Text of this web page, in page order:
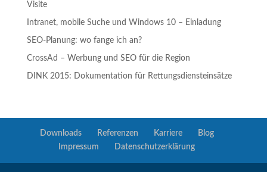
Visite
Intranet, mobile Suche und Windows 10 – Einladung
SEO-Planung: wo fange ich an?
CrossAd – Werbung und SEO für die Region
DINK 2015: Dokumentation für Rettungsdiensteinsätze
Downloads Referenzen Karriere
Blog
Impressum
Datenschutzerklärung